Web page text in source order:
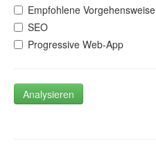
Empfohlene Vorgehensweise
SEO
Progressive Web-App
Analysieren